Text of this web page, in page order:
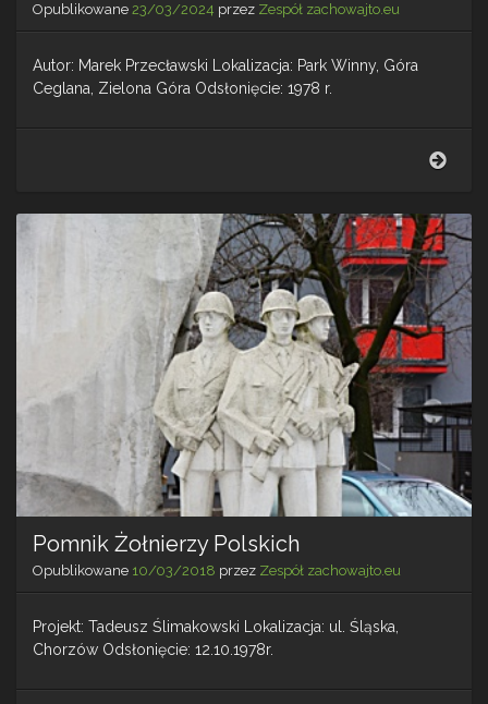
Opublikowane 23/03/2024 przez Zespół zachowajto.eu
Autor: Marek Przecławski Lokalizacja: Park Winny, Góra
Ceglana, Zielona Góra Odsłonięcie: 1978 r.
Góra
Pomnik Żołnierzy Polskich
Opublikowane 10/03/2018 przez Zespół zachowajto.eu
Projekt: Tadeusz Ślimakowski Lokalizacja: ul. Śląska,
Chorzów Odsłonięcie: 12.10.1978r.